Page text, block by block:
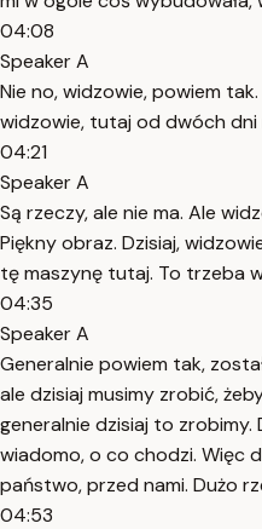
04:08
Speaker A
Nie no, widzowie, powiem tak.
widzowie, tutaj od dwóch
04:21
Speaker A
Są rzeczy, ale nie ma. Ale
Piękny obraz. Dzisiaj,
tę maszynę tutaj. To trzeba
04:35
Speaker A
Generalnie powiem tak,
ale dzisiaj musimy zrobić,
generalnie dzisiaj to zrobimy.
wiadomo, o co chodzi. Więc
państwo, przed nami. Dużo
04:53